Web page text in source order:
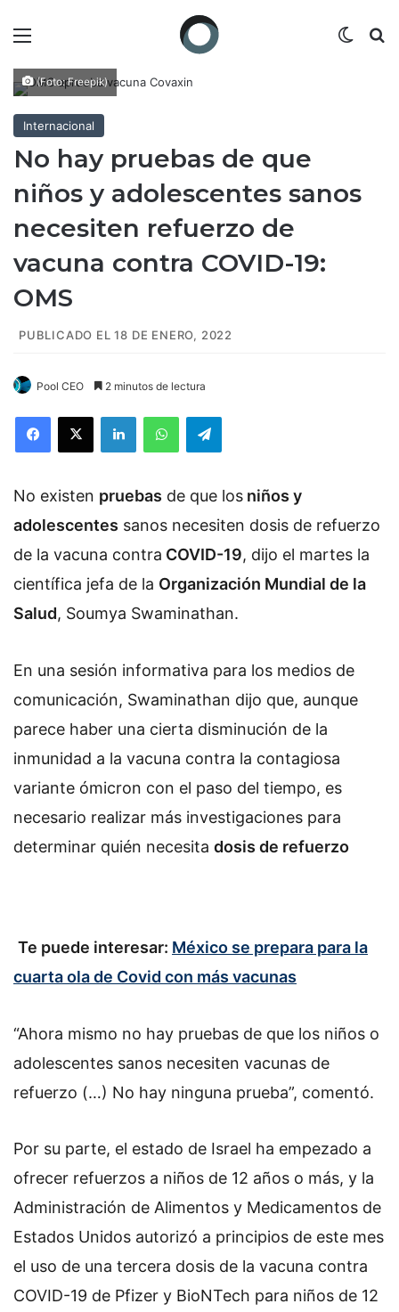
(Foto: Freepik)
Internacional
No hay pruebas de que
niños y adolescentes sanos
necesiten refuerzo de
vacuna contra COVID-19:
OMS
PUBLICADO EL 18 DE ENERO, 2022
Pool CEO 2 minutos de lectura
No existen pruebas de que los niños y
adolescentes sanos necesiten dosis de refuerzo
de la vacuna contra COVID-19, dijo el martes la
científica jefa de la Organización Mundial de la
Salud, Soumya Swaminathan.
En una sesión informativa para los medios de
comunicación, Swaminathan dijo que, aunque
parece haber una cierta disminución de la
inmunidad a la vacuna contra la contagiosa
variante ómicron con el paso del tiempo, es
necesario realizar más investigaciones para
determinar quién necesita dosis de refuerzo
Te puede interesar: México se prepara para la
cuarta ola de Covid con más vacunas
“Ahora mismo no hay pruebas de que los niños o
adolescentes sanos necesiten vacunas de
refuerzo (…) No hay ninguna prueba”, comentó.
Por su parte, el estado de Israel ha empezado a
ofrecer refuerzos a niños de 12 años o más, y la
Administración de Alimentos y Medicamentos de
Estados Unidos autorizó a principios de este mes
el uso de una tercera dosis de la vacuna contra
COVID-19 de Pfizer y BioNTech para niños de 12